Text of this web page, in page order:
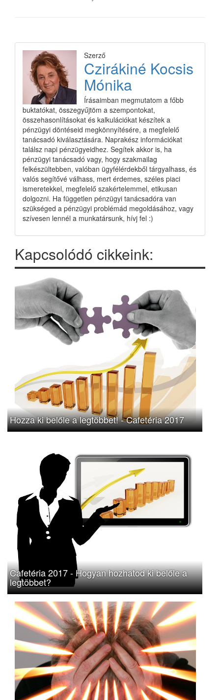
Szerző
Czirákiné Kocsis
Mónika
Írásaimban megmutatom a főbb
buktatókat, összegyűjtöm a szempontokat,
összehasonlításokat és kalkulációkat készítek a
pénzügyi döntéseid megkönnyítésére, a megfelelő
tanácsadó kiválasztására. Naprakész információkat
találsz napi pénzügyeidhez. Segítek akkor is, ha
pénzügyi tanácsadó vagy, hogy szakmailag
felkészültebben, valóban ügyfélérdekből tárgyalhass, és
valós segítővé válhass, mert érdemes, széles piaci
ismeretekkel, megfelelő szakértelemmel, etikusan
dolgozni. Ha független pénzügyi tanácsadóra van
szükséged a pénzügyi problémád megoldásához, vagy
szívesen lennél a munkatársunk, hívj fel :)
Kapcsolódó cikkeink:
Hozza ki belőle a legtöbbet! - Cafetéria 2017
Cafetéria 2017 - Hogyan hozhatod ki belőle a
legtöbbet?